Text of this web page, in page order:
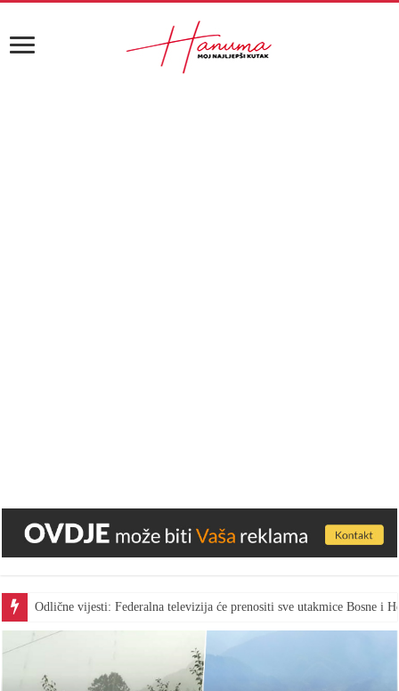
Odlične vijesti: Federalna televizija će prenositi sve utakmice Bosne i